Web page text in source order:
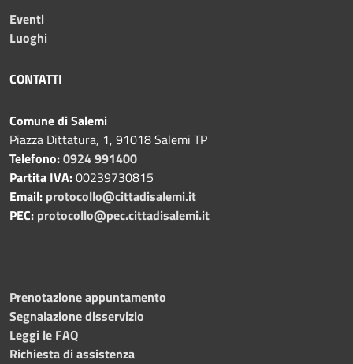
Eventi
Luoghi
CONTATTI
Comune di Salemi
Piazza Dittatura, 1, 91018 Salemi TP
Telefono:0924 991400
Partita IVA:00239730815
Email: protocollo@cittadisalemi.it
PEC: protocollo@pec.cittadisalemi.it
Prenotazione appuntamento
Segnalazione disservizio
Leggi le FAQ
Richiesta di assistenza